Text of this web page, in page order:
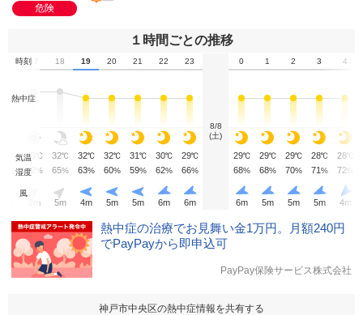
危険
１時間ごとの推移
時刻17 18 19 20 21 22 23
8/8
(土)
0 1 2 3 4
熱中症
気温
℃ 33 ℃ 32℃ 32℃ 32℃ 31℃ 30℃ 29℃ 29℃ 29℃ 29℃ 28℃ 28℃
湿度
% 62 % 65% 63% 60% 59% 62% 66% 68% 68% 70% 71% 72%
風
m 5m 4m 5m 5m 6m 6m 6m 5m 5m 5m 4m
熱中症の治療でお見舞い金1万円。月額240円
でPayPayから即申込可
PayPay保険サービス株式会社
神戸市中央区の熱中症情報を共有する